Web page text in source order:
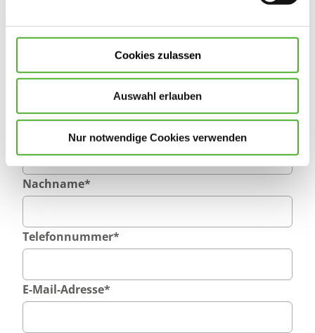
Cookies zulassen
Auswahl erlauben
Nur notwendige Cookies verwenden
Eintritt ab
Anrede
Vorname*
Nachname*
Telefonnummer*
E-Mail-Adresse*